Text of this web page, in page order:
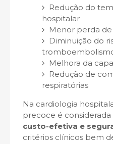
Redução do
hospitalar
Menor perda
Diminuição do
Melhora da
Redução de
respiratórias
Na cardiologia
precoce é considerada
custo-efetiva e
critérios clínicos bem